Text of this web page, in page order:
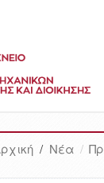
/ Νέα